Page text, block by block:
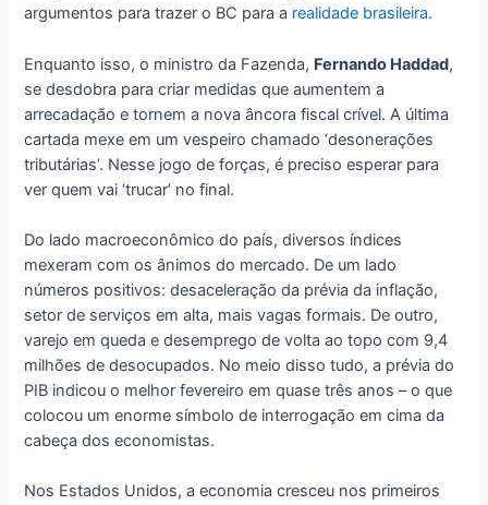
argumentos para trazer o BC para a realidade brasileira.
Enquanto isso, o ministro da Fazenda, Fernando Haddad,
se desdobra para criar medidas que aumentem a
arrecadação e tornem a nova âncora fiscal crível. A última
cartada mexe em um vespeiro chamado ‘desonerações
tributárias’. Nesse jogo de forças, é preciso esperar para
ver quem vai ‘trucar’ no final.
Do lado macroeconômico do país, diversos índices
mexeram com os ânimos do mercado. De um lado
números positivos: desaceleração da prévia da inflação,
setor de serviços em alta, mais vagas formais. De outro,
varejo em queda e desemprego de volta ao topo com 9,4
milhões de desocupados. No meio disso tudo, a prévia do
PIB indicou o melhor fevereiro em quase três anos – o que
colocou um enorme símbolo de interrogação em cima da
cabeça dos economistas.
Nos Estados Unidos, a economia cresceu nos primeiros